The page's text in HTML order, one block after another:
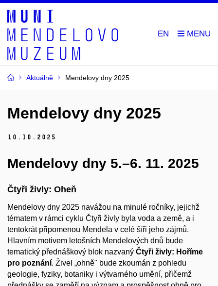
EN
Aktuálně Mendelovy dny 2025
Mendelovy dny 2025
10. 10. 2025
Mendelovy dny 5.–6. 11. 2025
Čtyři živly: Oheň
Mendelovy dny 2025 navážou na minulé ročníky, jejichž
tématem v rámci cyklu Čtyři živly byla voda a země, a i
tentokrát připomenou Mendela v celé šíři jeho zájmů.
Hlavním motivem letošních Mendelových dnů bude
tematický přednáškový blok nazvaný Čtyři živly: Hoříme
pro poznání. Živel „ohně" bude zkoumán z pohledu
geologie, fyziky, botaniky i výtvarného umění, přičemž